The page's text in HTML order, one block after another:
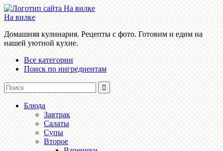
На вилке
Домашняя кулинария. Рецепты с фото. Готовим и едим на
нашей уютной кухне.
Все категории
Поиск по ингредиентам
Блюда
Завтрак
Салаты
Супы
Второе